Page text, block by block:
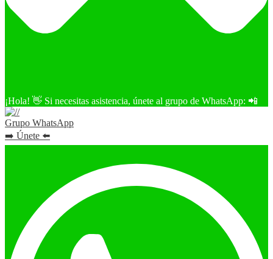
¡Hola! 👋 Si necesitas asistencia, únete al grupo de WhatsApp: 📲
Grupo WhatsApp
➡️ Únete ⬅️